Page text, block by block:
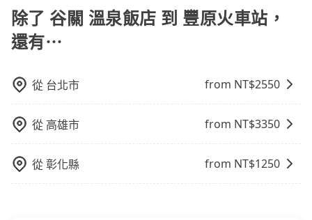
booking@tripool.app聯繫我們，將有專人協助回覆確
認是否能協助安排。
除了 谷關 溫泉飯店 到 豐原火車站，
還有⋯
從 台北市 from NT$2550
從 高雄市 from NT$3350
從彰化縣 from NT$1250